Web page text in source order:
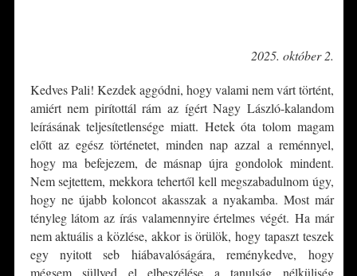
2025. október 2.
Kedves Pali! Kezdek aggódni, hogy valami nem várt történt,
amiért nem pirítottál rám az ígért Nagy László-kalandom
leírásának teljesítetlensége miatt. Hetek óta tolom magam
előtt az egész történetet, minden nap azzal a reménnyel,
hogy ma befejezem, de másnap újra gondolok mindent.
Nem sejtettem, mekkora tehertől kell megszabadulnom úgy,
hogy ne újabb koloncot akasszak a nyakamba. Most már
tényleg látom az írás valamennyire értelmes végét. Ha már
nem aktuális a közlése, akkor is örülök, hogy tapaszt teszek
egy nyitott seb hiábavalóságára, reménykedve, hogy
mégsem süllyed el elbeszélése a tanulság nélküliség